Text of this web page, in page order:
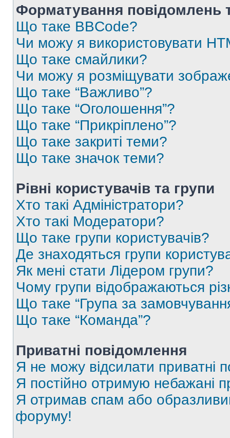
Форматування повідомлень
Що таке BBCode?
Чи можу я використовувати
Що таке смайлики?
Чи можу я розміщувати
Що таке “Важливо”?
Що таке “Оголошення”?
Що таке “Прикріплено”?
Що таке закриті теми?
Що таке значок теми?
Рівні користувачів та групи
Хто такі Адміністратори?
Хто такі Модератори?
Що таке групи користувачів?
Де знаходяться групи
Як мені стати Лідером групи?
Чому групи відображаються
Що таке “Група за
Що таке “Команда”?
Приватні повідомлення
Я не можу відсилати приватні
Я постійно отримую небажані
Я отримав спам або
форуму!